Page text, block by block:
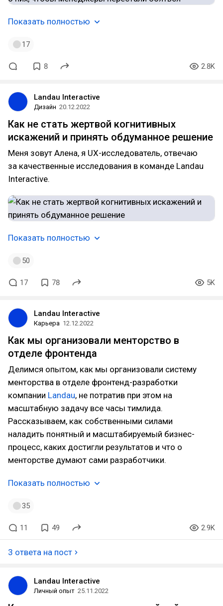
Показать полностью
17
8 2.8K
Landau Interactive
Дизайн 20.12.2022
Как не стать жертвой когнитивных
искажений и принять обдуманное решение
Меня зовут Алена, я UX-исследователь, отвечаю
за качественные исследования в команде Landau
Interactive.
Показать полностью
50
17 78 5K
Landau Interactive
Карьера 12.12.2022
Как мы организовали менторство в
отделе фронтенда
Делимся опытом, как мы организовали систему
менторства в отделе фронтенд-разработки
компании Landau, не потратив при этом на
масштабную задачу все часы тимлида.
Рассказываем, как собственными силами
наладить понятный и масштабируемый бизнес-
процесс, каких достигли результатов и что о
менторстве думают сами разработчики.
Показать полностью
35
11 49 2.9K
3 ответа на пост
Landau Interactive
Личный опыт 25.11.2022